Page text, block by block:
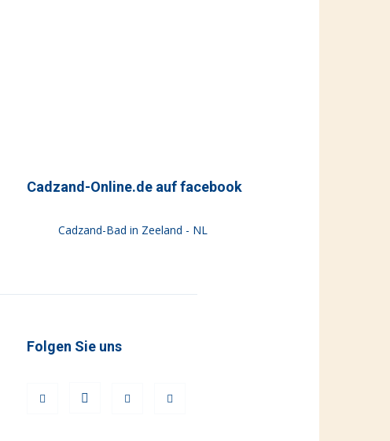
Cadzand-Online.de auf facebook
Cadzand-Bad in Zeeland - NL
Folgen Sie uns